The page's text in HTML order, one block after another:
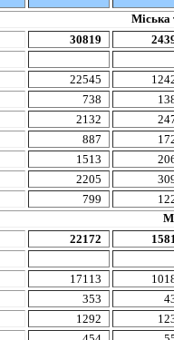
Міська
30819
22545
738
2132
887
1513
2205
799
22172
17113
353
1292